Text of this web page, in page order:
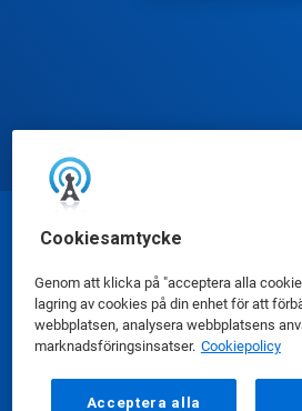
Cookiesamtycke
Genom att klicka på "acceptera alla
lagring av cookies på din enhet för att
webbplatsen, analysera webbplatsens
marknadsföringsinsatser. Cookiepolicy
Acceptera alla
© Ecolab Inc.
Säkerhetsdatablad|